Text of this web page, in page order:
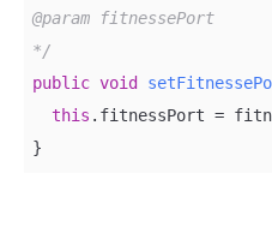
@param fitnessePort
*/
public void
this .fitnessPort =
}